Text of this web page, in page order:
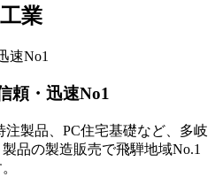
業
頼・迅速No1
注製品、PC住宅基礎など、多岐
品の製造販売で飛騨地域No.1